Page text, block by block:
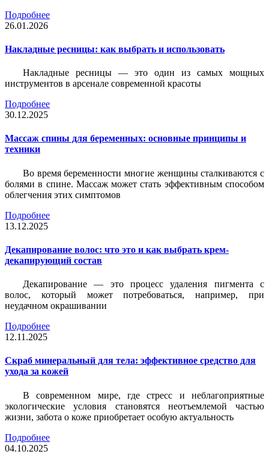
Подробнее
26.01.2026
Накладные ресницы: как выбрать и использовать
Накладные ресницы — это один из самых мощных
инструментов в арсенале современной красоты
Подробнее
30.12.2025
Массаж спины для беременных: основные принципы и
техники
Во время беременности многие женщины сталкиваются с
болями в спине. Массаж может стать эффективным способом
облегчения этих симптомов
Подробнее
13.12.2025
Декапирование волос: что это и как выбрать крем-
декапирующий состав
Декапирование — это процесс удаления пигмента с
волос, который может потребоваться, например, при
неудачном окрашивании
Подробнее
12.11.2025
Скраб минеральный для тела: эффективное средство для
ухода за кожей
В современном мире, где стресс и неблагоприятные
экологические условия становятся неотъемлемой частью
жизни, забота о коже приобретает особую актуальность
Подробнее
04.10.2025